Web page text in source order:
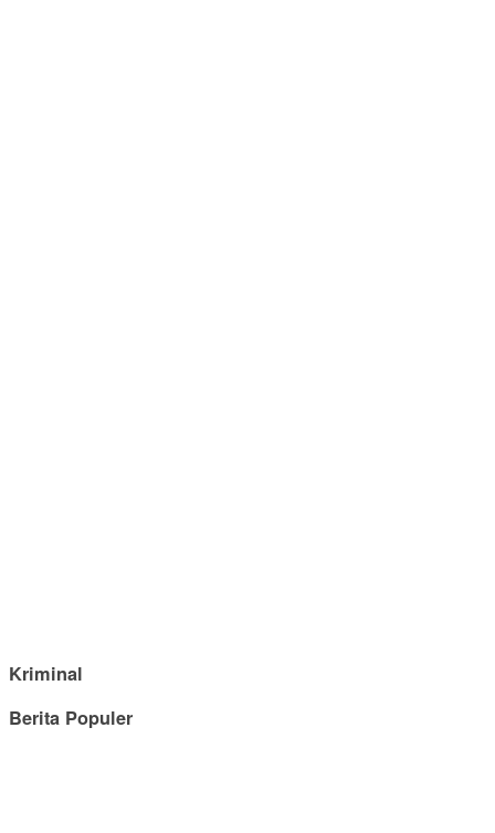
Kriminal
Berita Populer